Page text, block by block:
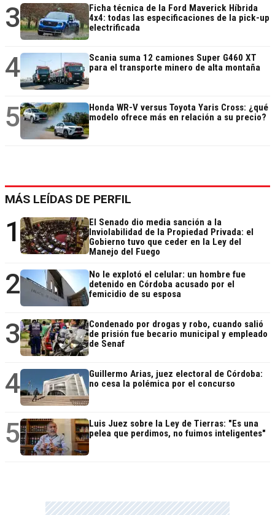
3
Ficha técnica de la Ford Maverick Híbrida
4x4: todas las especificaciones de la pick-up
electrificada
4
Scania suma 12 camiones Super G460 XT
para el transporte minero de alta montaña
5
Honda WR-V versus Toyota Yaris Cross: ¿qué
modelo ofrece más en relación a su precio?
MÁS LEÍDAS DE PERFIL
1
El Senado dio media sanción a la
Inviolabilidad de la Propiedad Privada: el
Gobierno tuvo que ceder en la Ley del
Manejo del Fuego
2
No le explotó el celular: un hombre fue
detenido en Córdoba acusado por el
femicidio de su esposa
3
Condenado por drogas y robo, cuando salió
de prisión fue becario municipal y empleado
de Senaf
4
Guillermo Arias, juez electoral de Córdoba:
no cesa la polémica por el concurso
5
Luis Juez sobre la Ley de Tierras: "Es una
pelea que perdimos, no fuimos inteligentes"